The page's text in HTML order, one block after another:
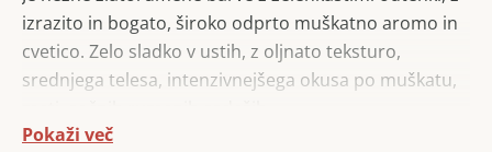
izrazito in bogato, široko odprto muškatno aromo in
cvetico. Zelo sladko v ustih, z oljnato teksturo,
srednjega telesa, intenzivnejšega okusa po muškatu,
Pokaži več